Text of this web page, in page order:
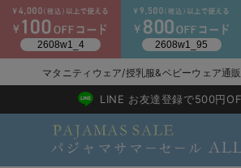
マタニティウェア/授乳服&ベビーウェア通
2026/NewArrival
送料495円(一部地域を除く) 7,700円
LINE お友達登録で500円